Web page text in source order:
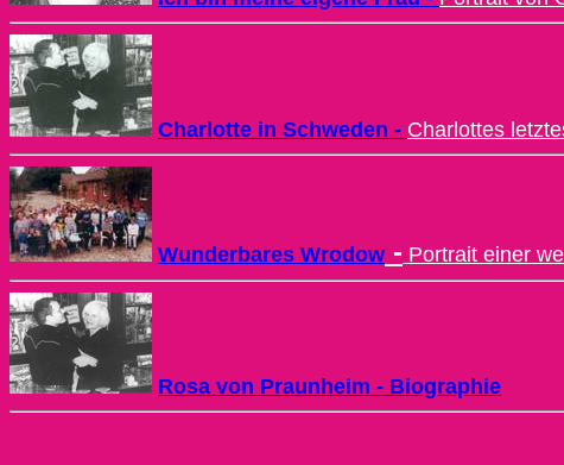
Charlotte in Schweden - Charlottes
Wunderbares Wrodow - Portrait einer
Rosa von Praunheim - Biographie